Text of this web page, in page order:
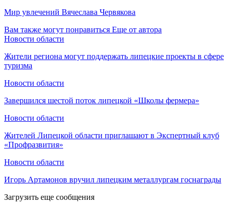
Мир увлечений Вячеслава Червякова
Вам также могут понравиться Еще от автора
Новости области
Жители региона могут поддержать липецкие проекты в сфере
туризма
Новости области
Завершился шестой поток липецкой «Школы фермера»
Новости области
Жителей Липецкой области приглашают в Экспертный клуб
«Профразвития»
Новости области
Игорь Артамонов вручил липецким металлургам госнаграды
Загрузить еще сообщения